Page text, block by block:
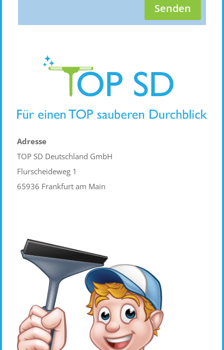
Senden
Adresse
TOP SD Deutschland GmbH
Flurscheideweg 1
65936 Frankfurt am Main